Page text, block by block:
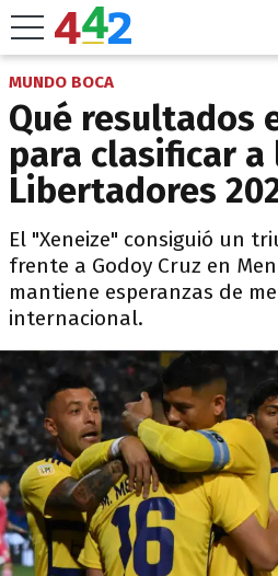
MUNDO BOCA
Qué resultados
para clasificar a
Libertadores
El "Xeneize" consiguió un
frente a Godoy Cruz en
mantiene esperanzas de
internacional.